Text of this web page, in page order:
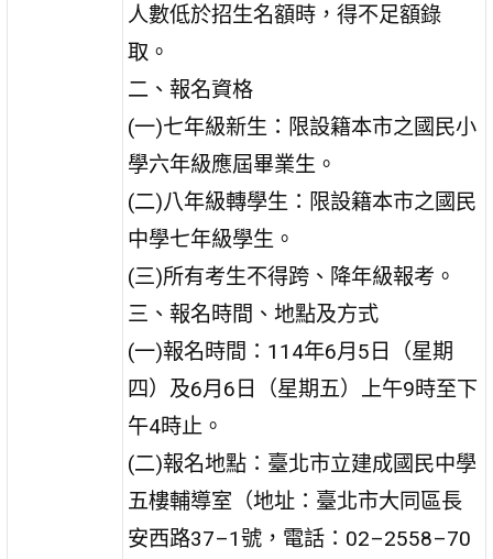
人數低於招生名額時，得不足額錄
取。
二、報名資格
(一)七年級新生：限設籍本市之國民小
學六年級應屆畢業生。
(二)八年級轉學生：限設籍本市之國民
中學七年級學生。
(三)所有考生不得跨、降年級報考。
三、報名時間、地點及方式
(一)報名時間：114年6月5日（星期
四）及6月6日（星期五）上午9時至下
午4時止。
(二)報名地點：臺北市立建成國民中學
五樓輔導室（地址：臺北市大同區長
安西路37–1號，電話：02–2558–70